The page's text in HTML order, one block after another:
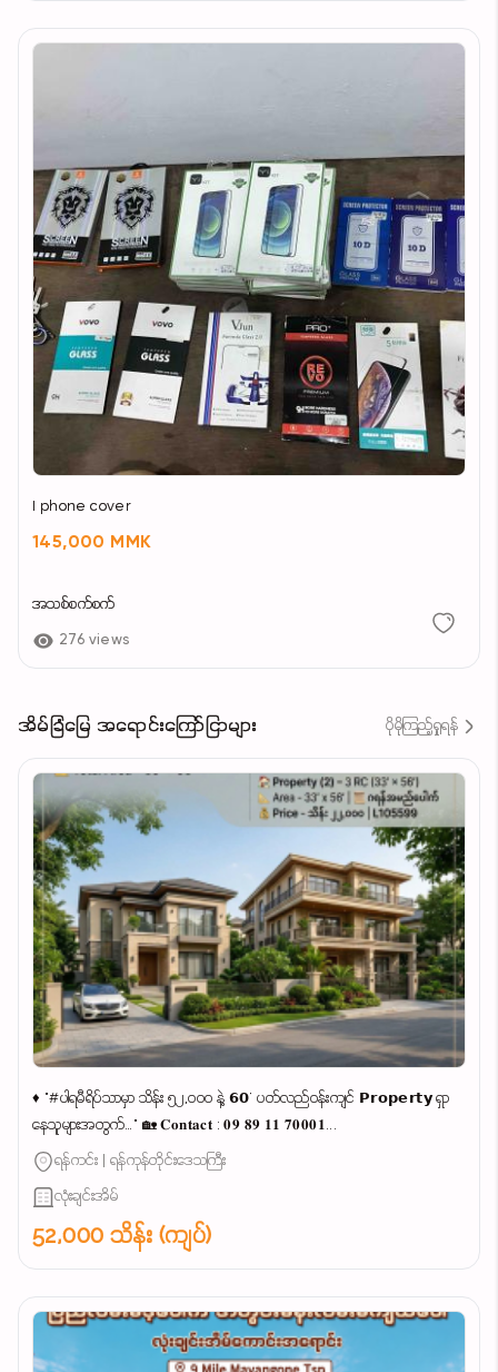
I phone cover
145,000 MMK
အသစ်စက်စက်
276 views
အိမ်ခြံမြေ အရောင်းကြော်ငြာများ ပိုမိုကြည့်ရှုရန်
♦ "#ပါရမီရိပ်သာမှာ သိန်း ၅၂,၀၀၀ နဲ့ 𝟲𝟬' ပတ်လည်ဝန်းကျင် 𝗣𝗿𝗼𝗽𝗲𝗿𝘁𝘆 ရှာ
နေသူများအတွက်…" 🏡 𝐂𝐨𝐧𝐭𝐚𝐜𝐭 : 𝟎𝟗 𝟖𝟗 𝟏𝟏 𝟕𝟎𝟎𝟎𝟏...
ရန်ကင်း | ရန်ကုန်တိုင်းဒေသကြီး
လုံးချင်းအိမ်
52,000 သိန်း (ကျပ်)